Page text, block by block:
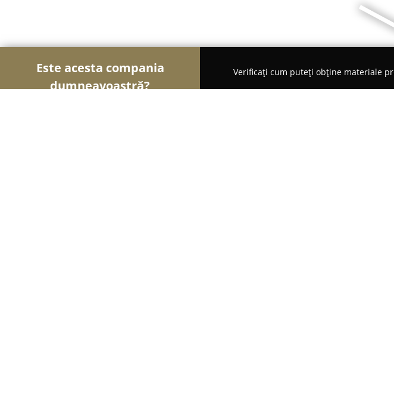
Este acesta compania
dumneavoastră?
Verificați cum puteți obține materiale